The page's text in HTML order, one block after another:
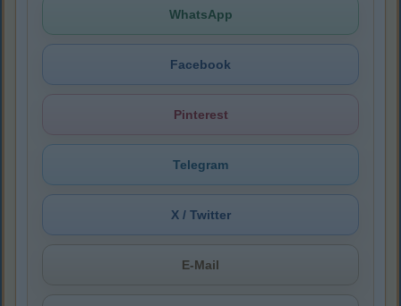
WhatsApp
Facebook
Pinterest
Telegram
X / Twitter
E-Mail